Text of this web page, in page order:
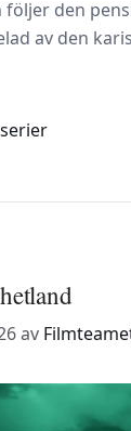
följer den
av den
av